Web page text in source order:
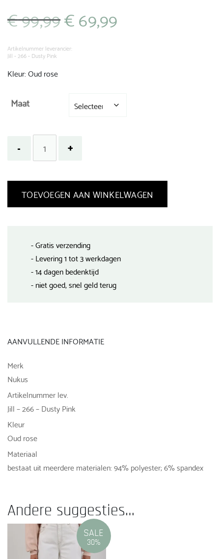
€99,99 Oorspronkelijke
prijs
€ 99,99.
€69,99
Artikelnummer leverancier:
Jill - 266 - Dusty Pink
Kleur: Oud rose
Maat
TOEVOEGEN AAN WINKELWAGEN
- Gratis verzending
- Levering 1 tot 3 werkdagen
- 14 dagen bedenktijd
- niet goed, snel geld terug
AANVULLENDE INFORMATIE
Merk
Nukus
Artikelnummer lev.
Jill – 266 – Dusty Pink
Kleur
Oud rose
Materiaal
bestaat uit meerdere materialen: 94% polyester; 6% spandex
Andere suggesties…
SALE
30%